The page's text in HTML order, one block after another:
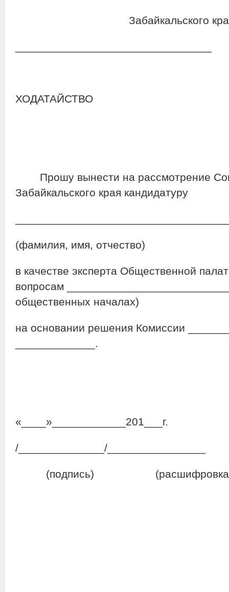
Забайкальского
ХОДАТАЙСТВО
Прошу вынести на рассмотрение
Забайкальского края кандидатуру
(фамилия, имя, отчество)
в качестве эксперта Общественной
вопросам
общественных началах)
на основании решения Комиссии
_____________.
«____»____________201___г.
/______________/________________
(подпись)